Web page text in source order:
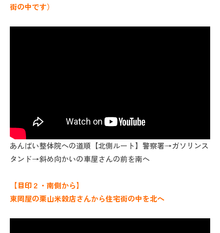
街の中です）
あんばい整体院への道順【北側ルート】警察署→ガソリンス
タンド→斜め向かいの車屋さんの前を南へ
【目印２・南側から】
東岡屋の栗山米穀店さんから住宅街の中を北へ